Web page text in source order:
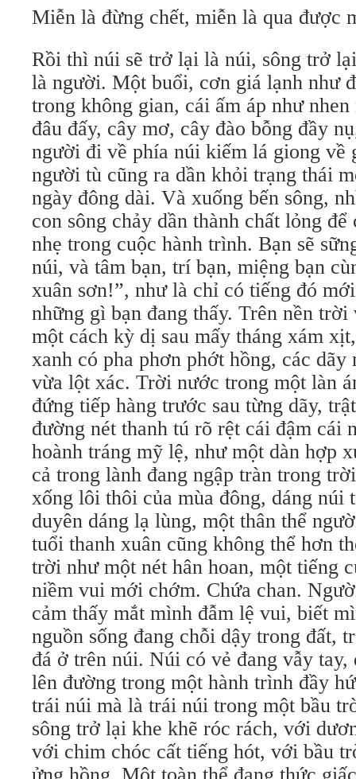
Miễn là đừng chết, miễn là qua được
Rồi thì núi sẽ trở lại là núi, sông trở
là người. Một buổi, cơn giá lạnh như
trong không gian, cái ấm áp như
đâu đấy, cây mơ, cây đào bỗng đầy
người đi về phía núi kiếm lá giong về
người tù cũng ra dần khỏi trạng thái
ngày đông dài. Và xuống bến sông,
con sông chảy dần thành chất lỏng
nhẹ trong cuộc hành trình. Bạn sẽ
núi, và tâm bạn, trí bạn, miệng bạn
xuân sơn!”, như là chỉ có tiếng đó
những gì bạn đang thấy. Trên nền
một cách kỳ dị sau mấy tháng xám
xanh có pha phơn phớt hồng, các
vừa lột xác. Trời nước trong một làn
đứng tiếp hàng trước sau từng dãy,
đường nét thanh tú rõ rệt cái đậm cái
hoành tráng mỹ lệ, như một dàn hợp
cả trong lành đang ngập tràn trong
xống lôi thôi của mùa đông, dáng núi
duyên dáng lạ lùng, một thân thể
tuổi thanh xuân cũng không thể hơn
trời như một nét hân hoan, một tiếng
niềm vui mới chớm. Chứa chan.
cảm thấy mắt mình đẫm lệ vui, biết
nguồn sống đang chỗi dậy trong đất,
đá ở trên núi. Núi có vẻ đang vẫy tay,
lên đường trong một hành trình đầy
trái núi mà là trái núi trong một bầu
sông trở lại khe khẽ róc rách, với
với chim chóc cất tiếng hót, với bầu